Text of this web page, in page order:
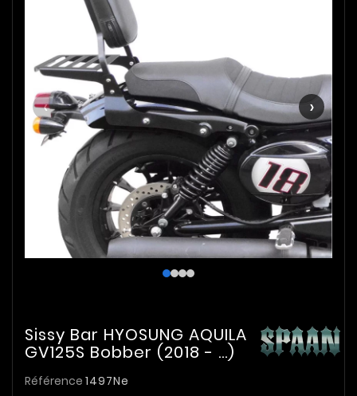
‹ ›
Sissy Bar HYOSUNG AQUILA
GV125S Bobber (2018 - ...)
Référence 1497Ne